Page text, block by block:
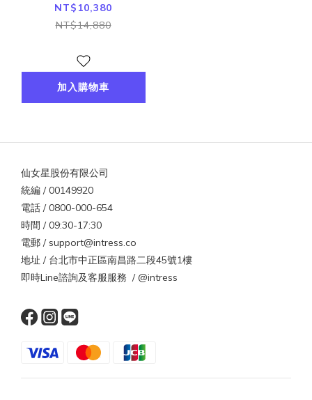
NT$10,380
NT$14,880
加入購物車
仙女星股份有限公司
統編 / 00149920
電話 / 0800-000-654
時間 / 09:30-17:30
電郵 / support@intress.co
地址 / 台北市中正區南昌路二段45號1樓
即時Line諮詢及客服服務 / @intress